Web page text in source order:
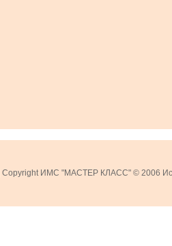
| Copyright ИМС "МАСТЕР КЛАСС" © 2006